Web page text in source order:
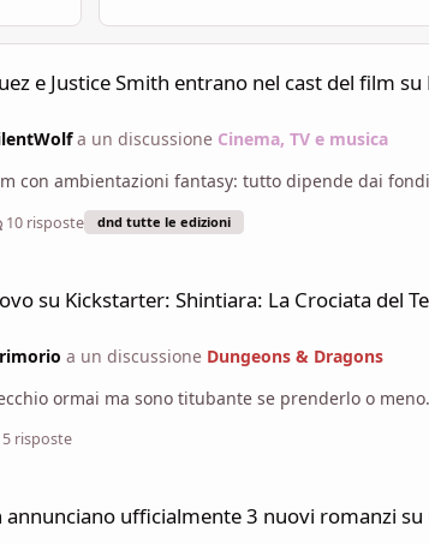
nel cast del film su D&D
e Justice Smith entrano nel cast del film su
a un discussione Cinema, TV e musica
con ambientazioni fantasy: tutto dipende dai
10 risposte dnd tutte le edizioni
su Kickstarter: Shintiara: La Crociata del
a un discussione Dungeons & Dragons
ormai ma sono titubante se prenderlo o
5 risposte
annunciano ufficialmente 3 nuovi romanzi